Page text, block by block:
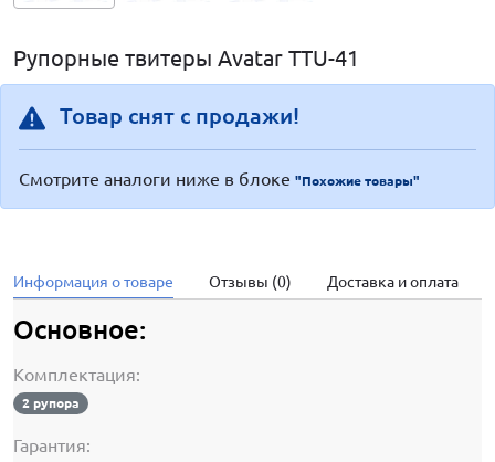
Рупорные твитеры Avatar TTU-41
Товар снят с продажи!
Смотрите аналоги ниже в блоке "Похожие товары"
Информация о товаре Отзывы (0) Доставка и оплата
Основное:
Комплектация:
2 рупора
Гарантия: